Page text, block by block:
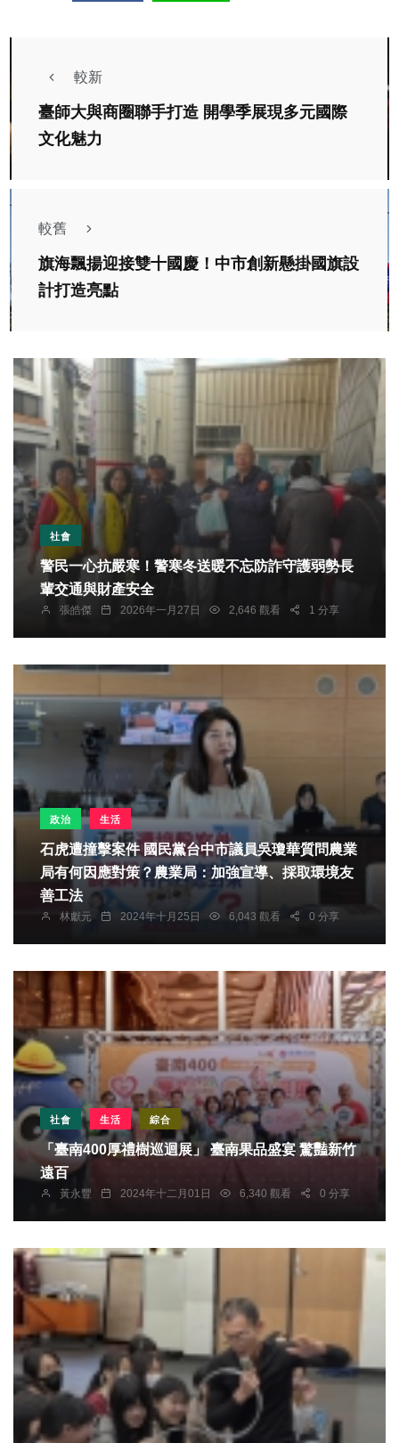
較新
臺師大與商圈聯手打造 開學季展現多元國際
文化魅力
較舊
旗海飄揚迎接雙十國慶！中市創新懸掛國旗設
計打造亮點
社會
警民一心抗嚴寒！警寒冬送暖不忘防詐守護弱勢長
輩交通與財產安全
張皓傑 2026年一月27日 2,646 觀看 1 分享
政治 生活
石虎遭撞擊案件 國民黨台中市議員吳瓊華質問農業
局有何因應對策？農業局：加強宣導、採取環境友
善工法
林獻元 2024年十月25日 6,043 觀看 0 分享
社會 生活 綜合
「臺南400厚禮樹巡迴展」 臺南果品盛宴 驚豔新竹
遠百
黃永豐 2024年十二月01日 6,340 觀看 0 分享